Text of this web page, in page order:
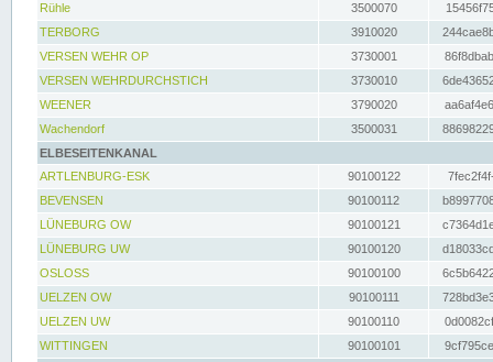
Rühle
3500070
TERBORG
3910020
VERSEN WEHR OP
3730001
VERSEN WEHRDURCHSTICH
3730010
WEENER
3790020
Wachendorf
3500031
ELBESEITENKANAL
ARTLENBURG-ESK
90100122
BEVENSEN
90100112
LÜNEBURG OW
90100121
LÜNEBURG UW
90100120
OSLOSS
90100100
UELZEN OW
90100111
UELZEN UW
90100110
WITTINGEN
90100101